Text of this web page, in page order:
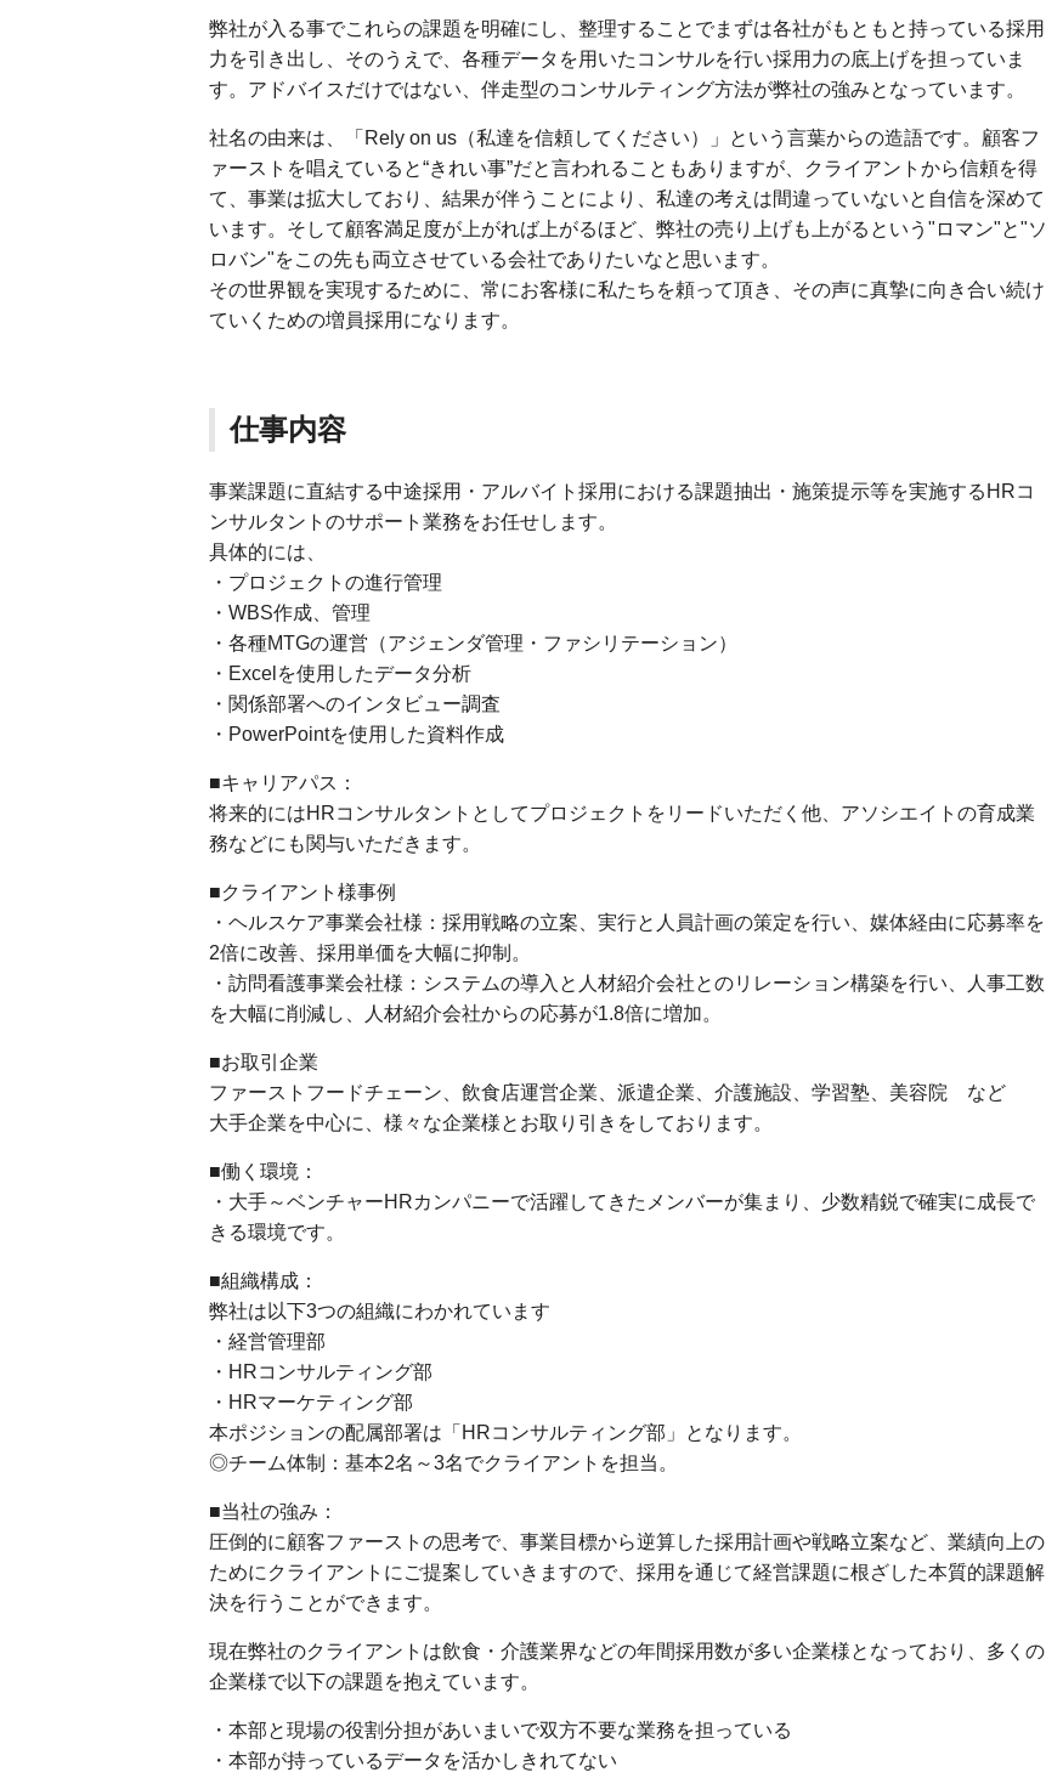
弊社が入る事でこれらの課題を明確にし、整理することでまずは各社がもともと持っている採用
力を引き出し、そのうえで、各種データを用いたコンサルを行い採用力の底上げを担っていま
す。アドバイスだけではない、伴走型のコンサルティング方法が弊社の強みとなっています。
社名の由来は、「Rely on us（私達を信頼してください）」という言葉からの造語です。顧客フ
ァーストを唱えていると“きれい事”だと言われることもありますが、クライアントから信頼を得
て、事業は拡大しており、結果が伴うことにより、私達の考えは間違っていないと自信を深めて
います。そして顧客満足度が上がれば上がるほど、弊社の売り上げも上がるという"ロマン"と"ソ
ロバン"をこの先も両立させている会社でありたいなと思います。
その世界観を実現するために、常にお客様に私たちを頼って頂き、その声に真摯に向き合い続け
ていくための増員採用になります。
仕事内容
事業課題に直結する中途採用・アルバイト採用における課題抽出・施策提示等を実施するHRコ
ンサルタントのサポート業務をお任せします。
具体的には、
・プロジェクトの進行管理
・WBS作成、管理
・各種MTGの運営（アジェンダ管理・ファシリテーション）
・Excelを使用したデータ分析
・関係部署へのインタビュー調査
・PowerPointを使用した資料作成
■キャリアパス：
将来的にはHRコンサルタントとしてプロジェクトをリードいただく他、アソシエイトの育成業
務などにも関与いただきます。
■クライアント様事例
・ヘルスケア事業会社様：採用戦略の立案、実行と人員計画の策定を行い、媒体経由に応募率を
2倍に改善、採用単価を大幅に抑制。
・訪問看護事業会社様：システムの導入と人材紹介会社とのリレーション構築を行い、人事工数
を大幅に削減し、人材紹介会社からの応募が1.8倍に増加。
■お取引企業
ファーストフードチェーン、飲食店運営企業、派遣企業、介護施設、学習塾、美容院 など
大手企業を中心に、様々な企業様とお取り引きをしております。
■働く環境：
・大手～ベンチャーHRカンパニーで活躍してきたメンバーが集まり、少数精鋭で確実に成長で
きる環境です。
■組織構成：
弊社は以下3つの組織にわかれています
・経営管理部
・HRコンサルティング部
・HRマーケティング部
本ポジションの配属部署は「HRコンサルティング部」となります。
◎チーム体制：基本2名～3名でクライアントを担当。
■当社の強み：
圧倒的に顧客ファーストの思考で、事業目標から逆算した採用計画や戦略立案など、業績向上の
ためにクライアントにご提案していきますので、採用を通じて経営課題に根ざした本質的課題解
決を行うことができます。
現在弊社のクライアントは飲食・介護業界などの年間採用数が多い企業様となっており、多くの
企業様で以下の課題を抱えています。
・本部と現場の役割分担があいまいで双方不要な業務を担っている
・本部が持っているデータを活かしきれてない